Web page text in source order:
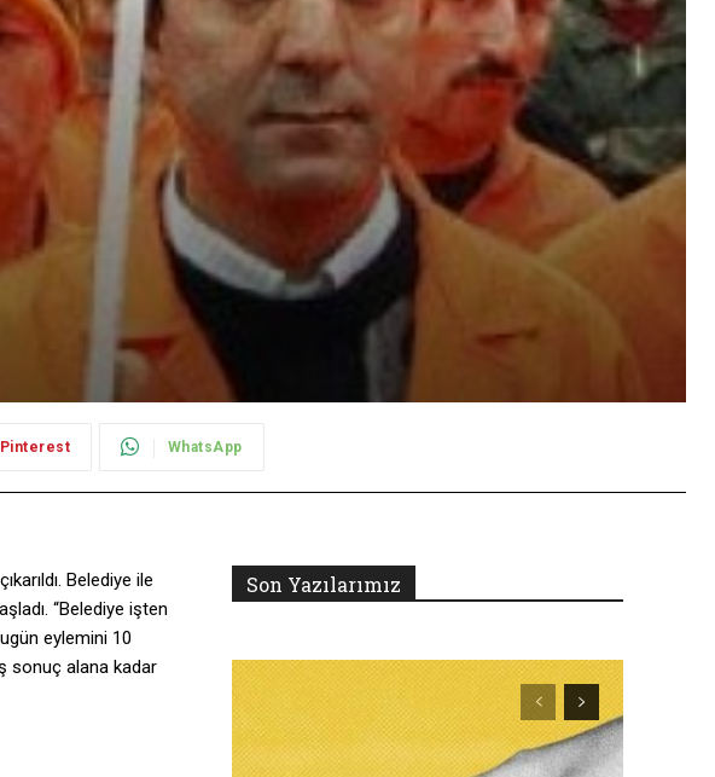
Pinterest WhatsApp
Belediye ile
“Belediye işten
eylemini 10
sonuç alana kadar
Son Yazılarımız